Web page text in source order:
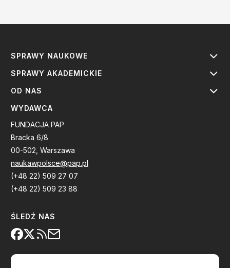
SPRAWY NAUKOWE
SPRAWY AKADEMICKIE
OD NAS
WYDAWCA
FUNDACJA PAP
Bracka 6/8
00-502, Warszawa
naukawpolsce@pap.pl
(+48 22) 509 27 07
(+48 22) 509 23 88
ŚLEDŹ NAS